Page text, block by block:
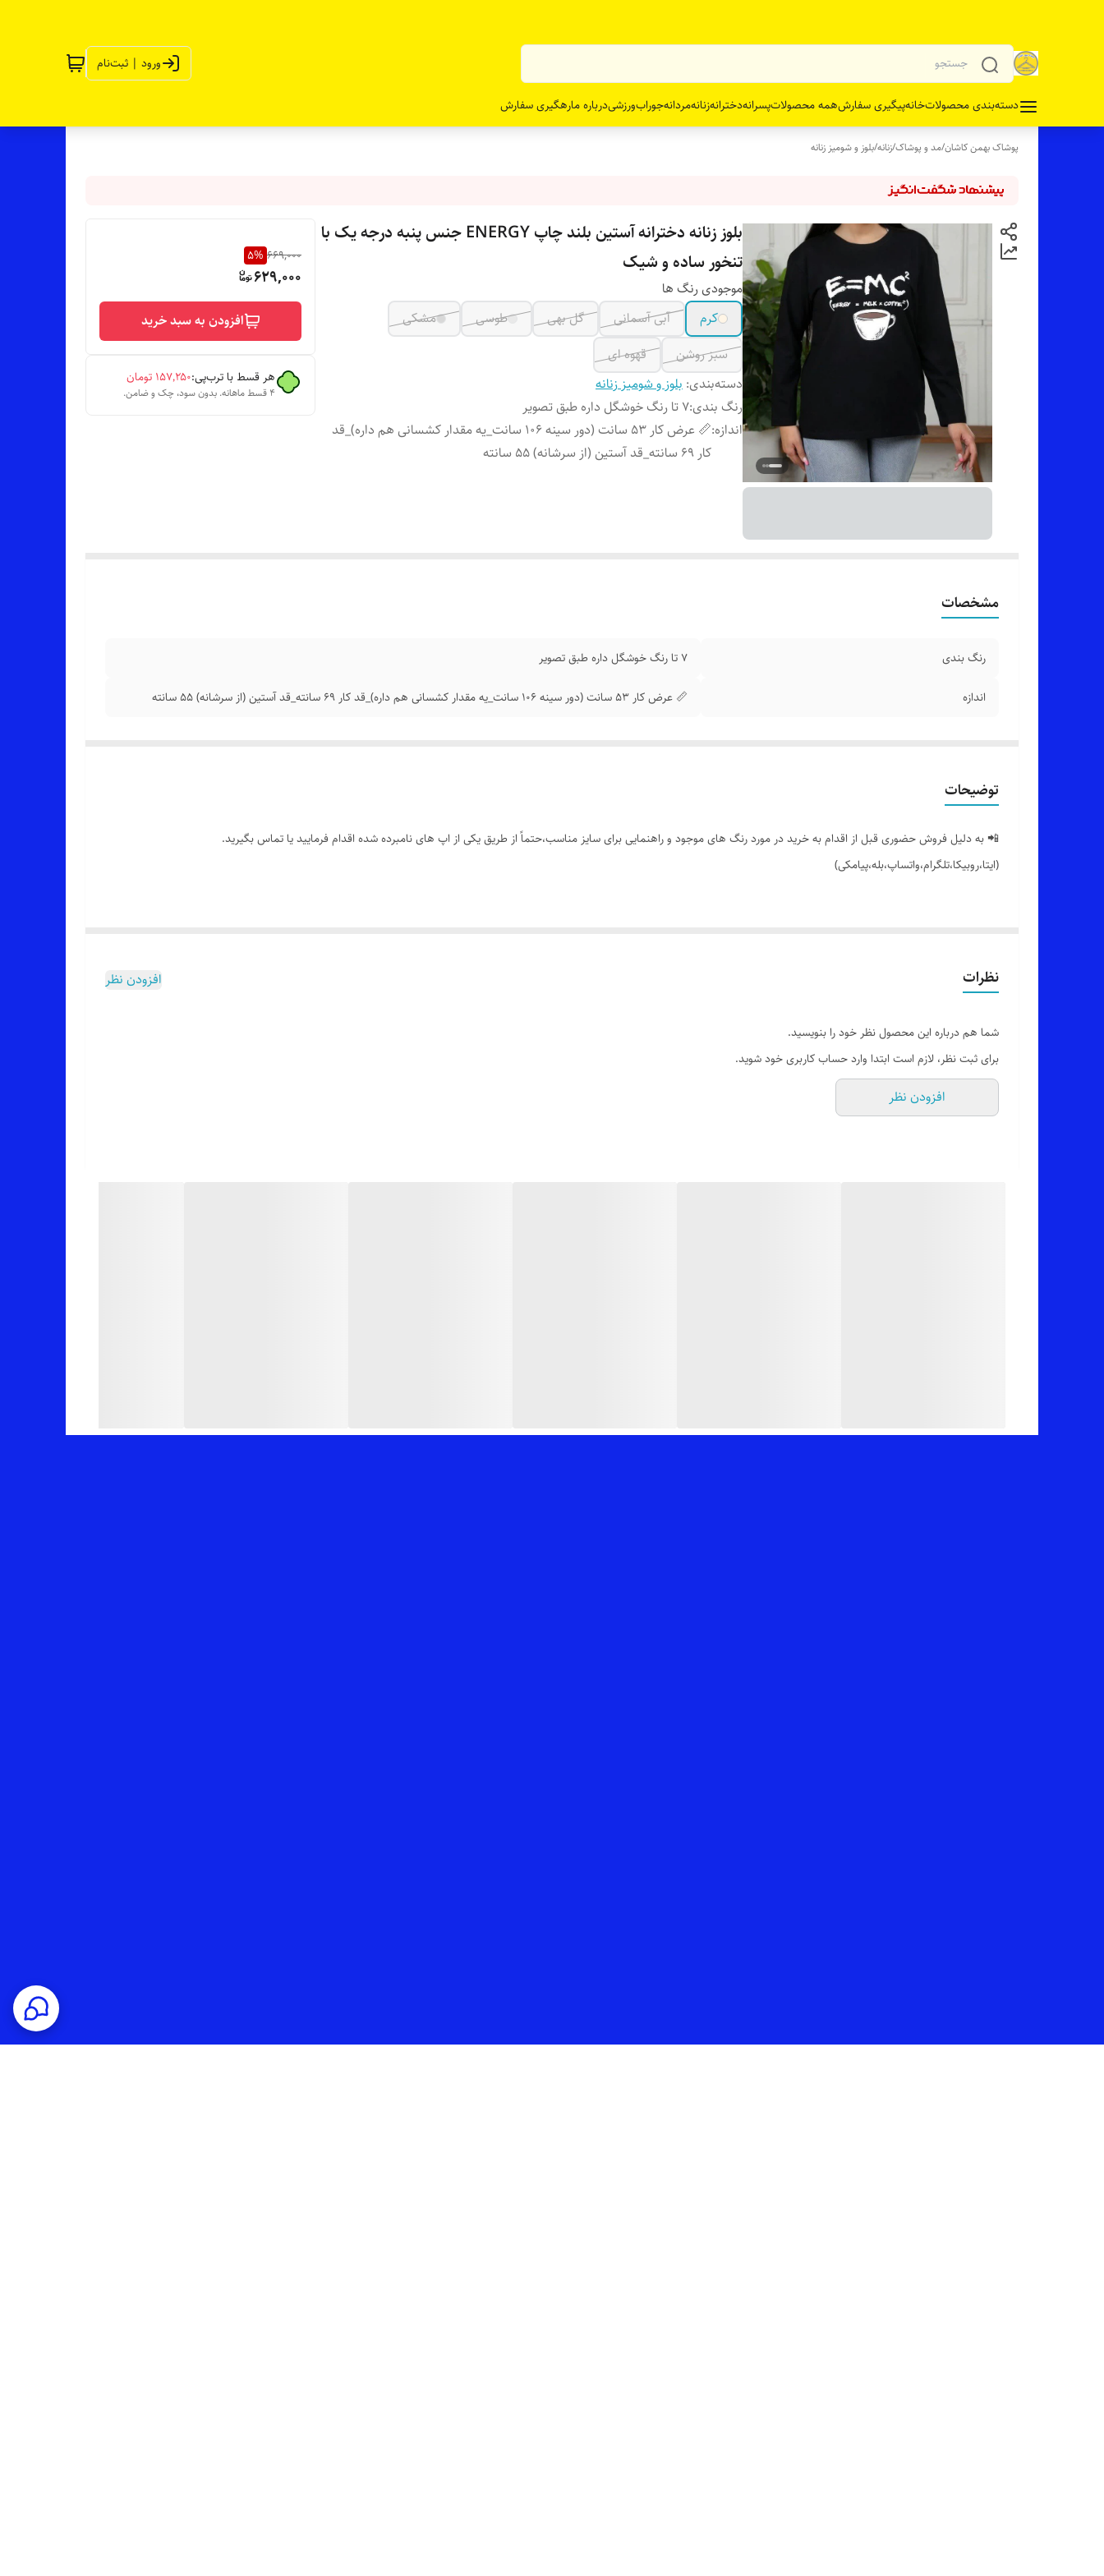
ورود | ثبت‌نام
دسته‌بندی محصولاتخانهپیگیری سفارشهمه محصولاتپسرانهدخترانهزنانهمردانهجورابورزشیدرباره مارهگیری سفارش
پوشاک بهمن کاشان/مد و پوشاک/زنانه/بلوز و شومیز زنانه
بلوز زنانه دخترانه آستین بلند چاپ ENERGY جنس پنبه درجه یک با
تنخور ساده و شیک
موجودی رنگ ها
کرم
آبی آسمانی گل بهی طوسی
مشکی
سبز روشن
قهوه ای
دسته‌بندی: بلوز و شومیز زنانه
رنگ بندی:7 تا رنگ خوشگل داره طبق تصویر
اندازه:
📏 عرض کار 53 سانت (دور سینه 106 سانت_یه مقدار کشسانی هم داره)_قد
کار 69 سانته_قد آستین (از سرشانه) 55 سانته
669,000
5%
629,000
افزودن به سبد خرید
هر قسط با ترب‌پی:۱۵۷٬۲۵۰ تومان
۴ قسط ماهانه. بدون سود، چک و ضامن.
مشخصات
رنگ بندی 7 تا رنگ خوشگل داره طبق تصویر
اندازه 📏 عرض کار 53 سانت (دور سینه 106 سانت_یه مقدار کشسانی هم داره)_قد کار 69 سانته_قد آستین (از سرشانه) 55 سانته
توضیحات
📲 به دلیل فروش حضوری قبل از اقدام به خرید در مورد رنگ های موجود و راهنمایی برای سایز مناسب،حتماً از طریق یکی از اپ های نامبرده شده اقدام فرمایید یا تماس بگیرید.
(ایتا،روبیکا،تلگرام،واتساپ،بله،پیامکی)
🔵 بلوز آستین بلند بغل چاکدار جلو چاپ ENERGY،با تنخور ساده و شیک
🎨 رنگ بندیش: 7 تا رنگ خوشگل داره طبق تصویر (یه ذره تفاوت رنگ وجود داره_عکس های بیشتر براتون ارسال میشه)
نظرات افزودن نظر
شما هم درباره این محصول نظر خود را بنویسید.
برای ثبت نظر، لازم است ابتدا وارد حساب کاربری خود شوید.
افزودن نظر